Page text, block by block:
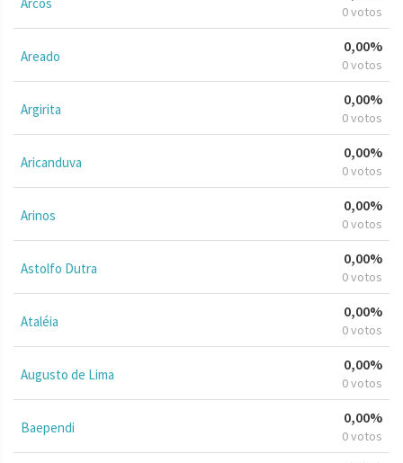
0 votos
Areado
0,00%
0 votos
Argirita
0,00%
0 votos
Aricanduva
0,00%
0 votos
Arinos
0,00%
0 votos
Astolfo Dutra
0,00%
0 votos
Ataléia
0,00%
0 votos
Augusto de Lima
0,00%
0 votos
Baependi
0,00%
0 votos